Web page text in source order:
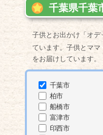
千葉県千葉
子供とお出かけ「オ
ています。子供とマ
をお届けしています。
千葉市
柏市
船橋市
富津市
印西市